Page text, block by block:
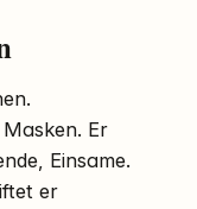
Er
Einsame.
er